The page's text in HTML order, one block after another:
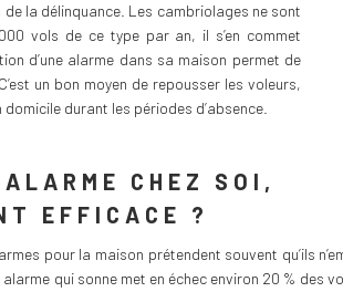
la délinquance. Les cambriolages ne sont
vols de ce type par an, il s’en commet
d’une alarme dans sa maison permet de
un bon moyen de repousser les voleurs,
durant les périodes d’absence.
CHEZ SOI,
EFFICACE ?
pour la maison prétendent souvent qu’ils
alarme qui sonne met en échec environ 20 %